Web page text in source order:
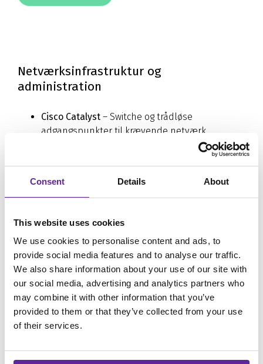
Consent Details About
This website uses cookies
We use cookies to personalise content and ads, to
provide social media features and to analyse our traffic.
We also share information about your use of our site with
our social media, advertising and analytics partners who
may combine it with other information that you’ve
provided to them or that they’ve collected from your use
of their services.
Netværksinfrastruktur og
administration
Cisco Catalyst – Switche og trådløse
adgangspunkter til krævende netværk.
netværksinfrastruktur til mindre virksomheder.
netværksløsninger med central administration.
mellem filialer, hjemmearbejdspladser og
mobile brugere.
Sikkerhed og firewall
Cisco Secure Firewall
Cisco Firepower– Next-Generation Firewall med